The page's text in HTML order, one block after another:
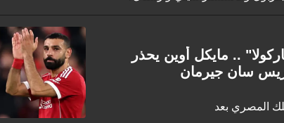
.. مايكل أوين يحذر
سان جيرمان
المصري بعد